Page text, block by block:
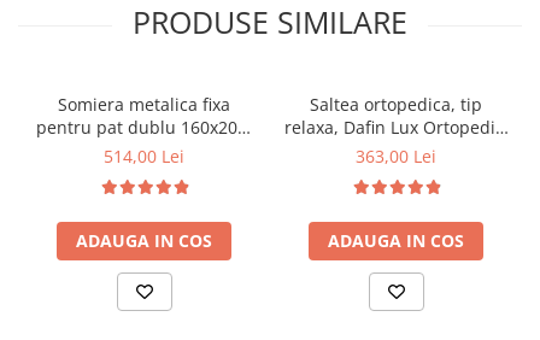
PRODUSE SIMILARE
Somiera metalica fixa
pentru pat dublu 160x200,
6 picioare, 32 lamele lemn
saltea ferm, negru
514,00 Lei
ADAUGA IN COS
Saltea ortopedica, tip
relaxa, Dafin Lux Ortopedic,
90x200x21cm, fermitate
tip Bonell, fata vara-iarna,
sistem de aerisire cu
butoni, Salt Confort
363,00 Lei
ADAUGA IN COS